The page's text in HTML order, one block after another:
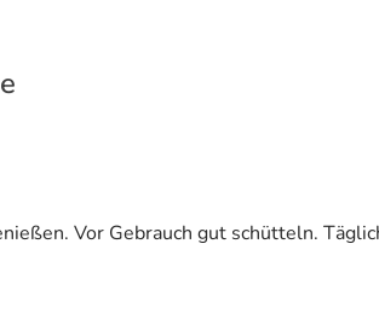
Vor Gebrauch gut schütteln.